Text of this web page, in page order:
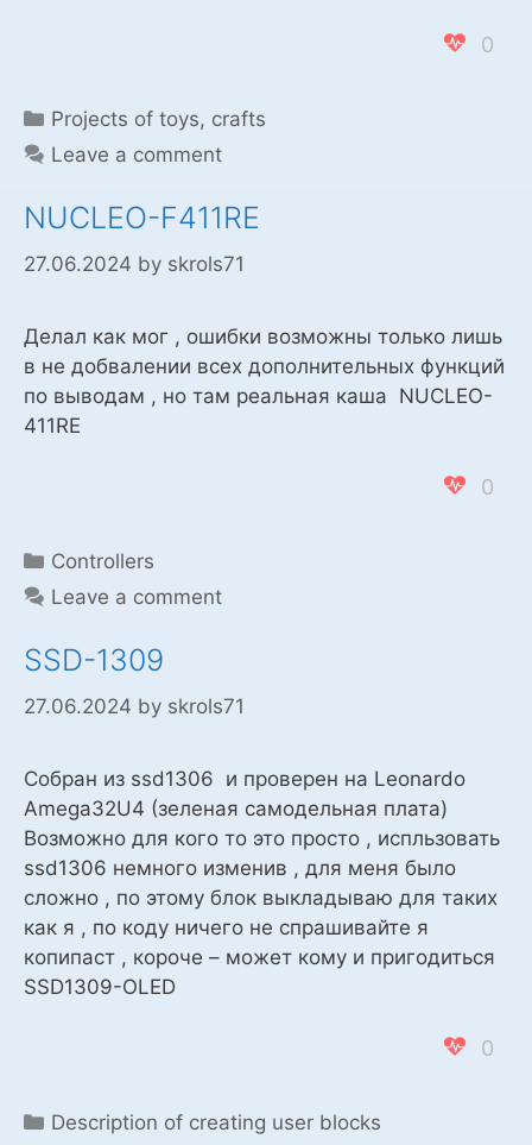
0
Categories
Projects of toys, crafts
Leave a comment
NUCLEO-F411RE
27.06.2024 by skrols71
Делал как мог , ошибки возможны только лишь
в не добвалении всех дополнительных функций
по выводам , но там реальная каша NUCLEO-
411RE
0
Categories
Controllers
Leave a comment
SSD-1309
27.06.2024 by skrols71
Собран из ssd1306 и проверен на Leonardo
Amega32U4 (зеленая самодельная плата)
Возможно для кого то это просто , испльзовать
ssd1306 немного изменив , для меня было
сложно , по этому блок выкладываю для таких
как я , по коду ничего не спрашивайте я
копипаст , короче – может кому и пригодиться
SSD1309-OLED
0
Categories
Description of creating user blocks